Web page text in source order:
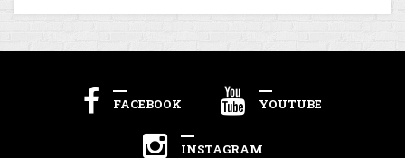
FACEBOOK YOUTUBE
INSTAGRAM